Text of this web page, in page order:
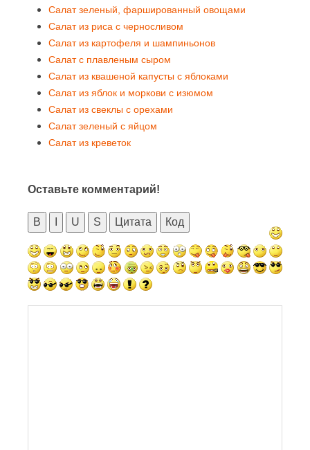
Салат зеленый, фаршированный овощами
Салат из риса с черносливом
Салат из картофеля и шампиньонов
Салат с плавленым сыром
Салат из квашеной капусты с яблоками
Салат из яблок и моркови с изюмом
Салат из свеклы с орехами
Салат зеленый с яйцом
Салат из креветок
Оставьте комментарий!
B U S Цитата Код